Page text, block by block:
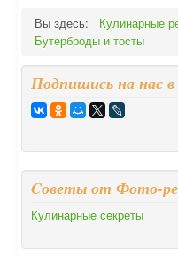
Вы здесь:
Кулинарные
Бутерброды и тосты
Подпишись на нас
Cоветы от Фото-
Кулинарные секреты